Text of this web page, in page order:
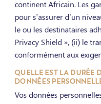
continent Africain. Les
pour s’assurer d’un
le ou les destinataires
Privacy Shield », (ii) le
conformément aux
QUELLE EST LA DURÉE
DONNÉES
Vos données